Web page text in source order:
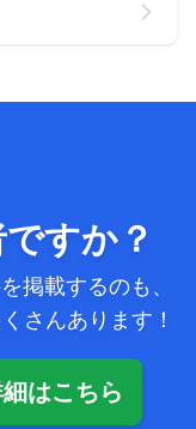
すか？
掲載するのも、
さんあります！
はこちら